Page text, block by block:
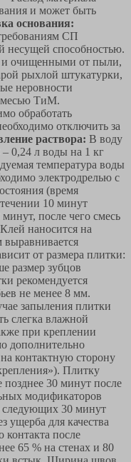
и может быть
основания:
СП
несущей способностью.
очищенными от пыли,
рыхлой штукатурки,
неровности
ТиМ.
обработать
отключить за
раствора: В воду
– 0,24 л воды на 1 кг
температура воды
электродрелью с
(время
10 минут
после чего смесь
Клей наносится на
выравнивается
от размера плитки:
размер зубцов
рекомендуется
не менее 8 мм.
запыления плитки
слегка влажной
при креплении
дополнительно
контактную сторону
Плитку
30 минут после
модификаторов
следующих 30 минут
ущерба для качества
контакта после
65 % на стенах и 80